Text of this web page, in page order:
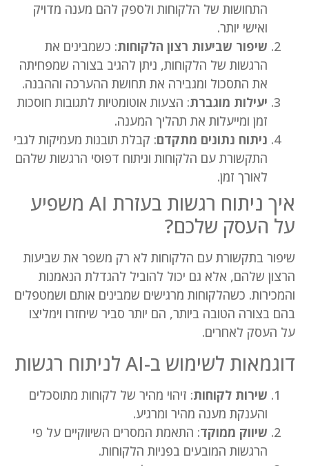
התחושות של הלקוחות ולספק להם מענה מדויק
ואישי יותר.
שיפור שביעות רצון הלקוחות: כשמבינים את
הרגשות של הלקוחות, ניתן להגיב בצורה שמפחיתה
את התסכול ומגבירה את תחושת ההערכה וההבנה.
יעילות מוגברת: הצעות אוטומטיות לתגובות חוסכות
זמן ומייעלות את תהליך המענה.
ניתוח נתונים מתקדם: קבלת תובנות מעמיקות לגבי
התקשורת עם הלקוחות וניתוח דפוסי הרגשות שלהם
לאורך זמן.
איך ניתוח רגשות בעזרת AI משפיע
על העסק שלכם?
שיפור בתקשורת עם הלקוחות לא רק משפר את שביעות
הרצון שלהם, אלא גם יכול להוביל להגדלת הנאמנות
והמכירות. כשהלקוחות מרגישים שמבינים אותם ושמטפלים
בהם בצורה הטובה ביותר, הם יותר סביר שיחזרו וימליצו
על העסק לאחרים.
דוגמאות לשימוש ב-AI לניתוח רגשות
שירות לקוחות: זיהוי מהיר של לקוחות מתוסכלים
והענקת מענה מהיר ומרגיע.
שיווק ממוקד: התאמת המסרים השיווקיים על פי
הרגשות המובעים בפניות הלקוחות.